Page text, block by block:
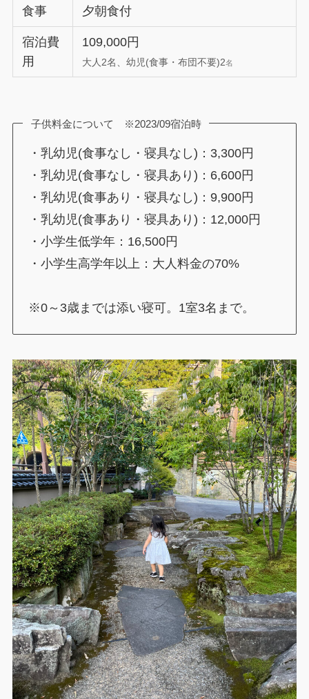
食事 夕朝食付
宿泊費
用
109,000円
大人2名、幼児(食事・布団不要)2名
子供料金について ※2023/09宿泊時
・乳幼児(食事なし・寝具なし)：3,300円
・乳幼児(食事なし・寝具あり)：6,600円
・乳幼児(食事あり・寝具なし)：9,900円
・乳幼児(食事あり・寝具あり)：12,000円
・小学生低学年：16,500円
・小学生高学年以上：大人料金の70%
※0～3歳までは添い寝可。1室3名まで。